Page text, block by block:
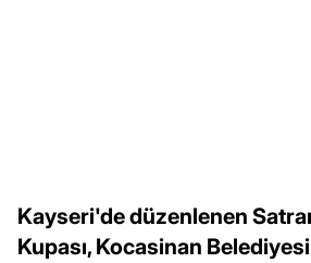
Kayseri'de düzenlenen
Kupası, Kocasinan